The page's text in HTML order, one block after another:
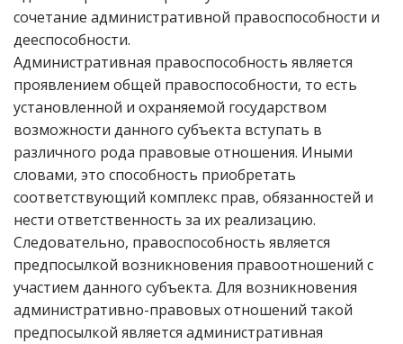
сочетание административной правоспособности и
дееспособности.
Административная правоспособность является
проявлением общей правоспособности, то есть
установленной и охраняемой государством
возможности данного субъекта вступать в
различного рода правовые отношения. Иными
словами, это способность приобретать
соответствующий комплекс прав, обязанностей и
нести ответственность за их реализацию.
Следовательно, правоспособность является
предпосылкой возникновения правоотношений с
участием данного субъекта. Для возникновения
административно-правовых отношений такой
предпосылкой является административная